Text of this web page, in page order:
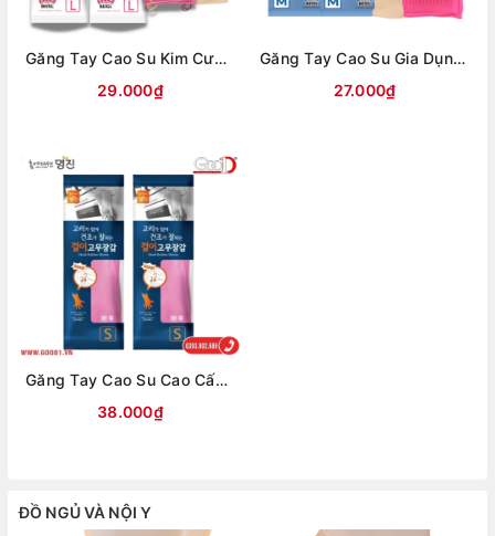
Găng Tay Cao Su Kim Cương Có Móc Treo - Găng Tay Rửa Chén Bát Siêu Dai
29.000₫
Găng Tay Cao Su Gia Dụng Hồng Ngọc - Găng Tay Rửa Chén Bát Giặt Giũ Quần Áo
27.000₫
Găng Tay Cao Su Cao Cấp Hàn Quốc Có Móc Treo MJ
38.000₫
ĐỒ NGỦ VÀ NỘI Y